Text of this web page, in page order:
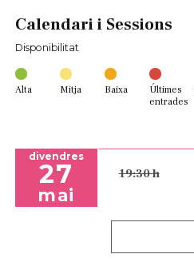
Calendari i Sessions
Disponibilitat
Alta Mitja Baixa
Últimes
entrades
divendres
27
mai
19:30 h